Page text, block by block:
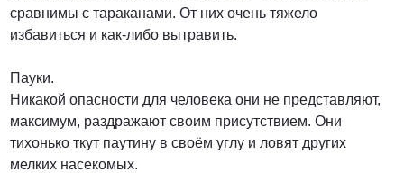
сравнимы с тараканами. От них очень тяжело
избавиться и как-либо вытравить.
Пауки.
Никакой опасности для человека они не представляют,
максимум, раздражают своим присутствием. Они
тихонько ткут паутину в своём углу и ловят других
мелких насекомых.